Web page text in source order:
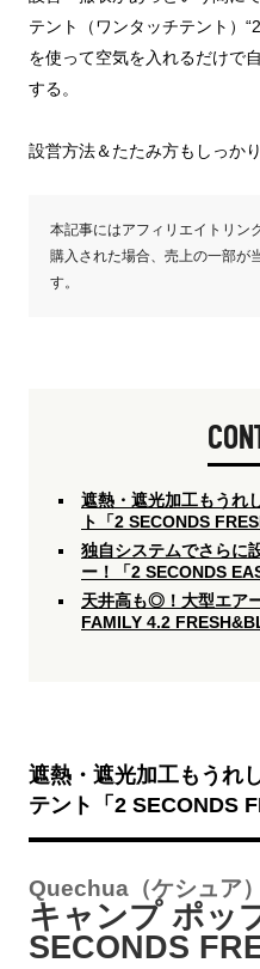
テント（ワンタッチテント）
を使って空気を入れるだけで
する。
設営方法＆たたみ方もしっかり
本記事にはアフィリエイトリン
購入された場合、売上の一部が
す。
遮熱・遮光加工もうれ
ト「2 SECONDS
独自システムでさらに
ー！「2 SECONDS
天井高も◎！大型エア
FAMILY 4.2
遮熱・遮光加工もうれ
テント「2 SECONDS
Quechua（ケシュア）
キャンプ ポッ
SECONDS